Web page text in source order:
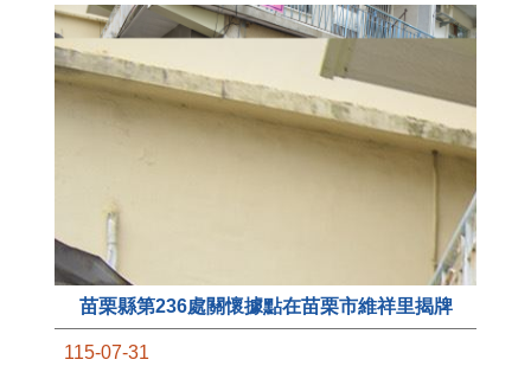
苗栗縣第236處關懷據點在苗栗市維祥里揭牌
115-07-31